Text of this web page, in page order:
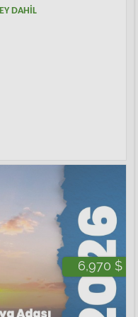
DAHİL
6,970 $